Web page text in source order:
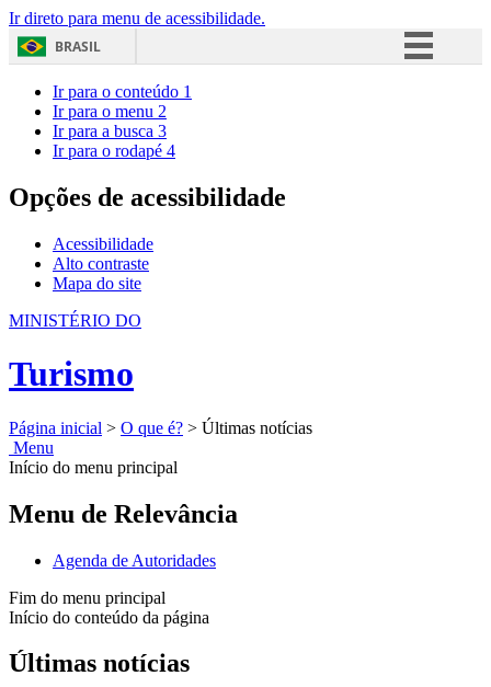
Ir direto para menu de acessibilidade.
BRASIL
Acesso à informação
Ir para o conteúdo 1
Ir para o menu 2
Ir para a busca 3
Ir para o rodapé 4
Opções de acessibilidade
Acessibilidade
Alto contraste
Mapa do site
MINISTÉRIO DO
Turismo
Página inicial > O que é? > Últimas notícias
Menu
Início do menu principal
Menu de Relevância
Agenda de Autoridades
Fim do menu principal
Início do conteúdo da página
Últimas notícias